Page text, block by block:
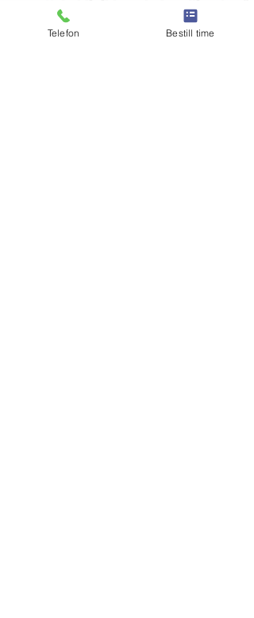
Velg klinikk og behandling for å
gå videre
Telefon Bestill time